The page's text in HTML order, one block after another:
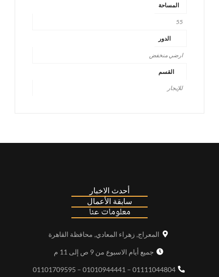
المساحة
55
الدور
ارضي منخفض
القسم
للإيجار
أحدث الاخبار
سابقة الأعمال
معلومات عنا
المعراج, زهراء المعادي, محافظة القاهرة
جميع أيام الاسبوع من 9 ص إلى 11 م
01111044804 – 01010944441 – 01101709595